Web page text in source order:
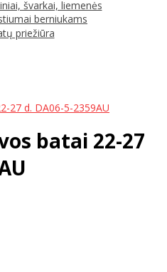
švarkai, liemenės
berniukams
priežiūra
27 d. DA06-5-2359AU
batai 22-27